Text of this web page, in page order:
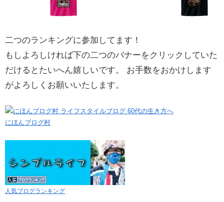
二つのランキングに参加してます！
もしよろしければ下の二つのバナーをクリックしていた
だけるとたいへん嬉しいです。 お手数をおかけします
がよろしくお願いいたします。
にほんブログ村
人気ブログランキング